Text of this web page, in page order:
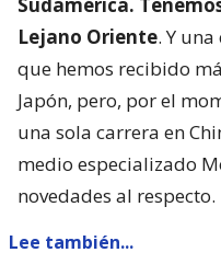
Sudamérica.
Lejano Oriente. Y
que hemos recibido
Japón, pero, por el
una sola carrera en
medio especializado
novedades al respecto.
Lee también...